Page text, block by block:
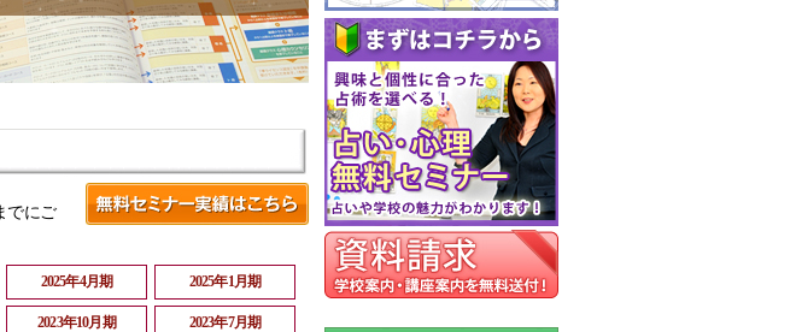
でにご
2025年4月期 2025年1月期
2023年10月期 2023年7月期